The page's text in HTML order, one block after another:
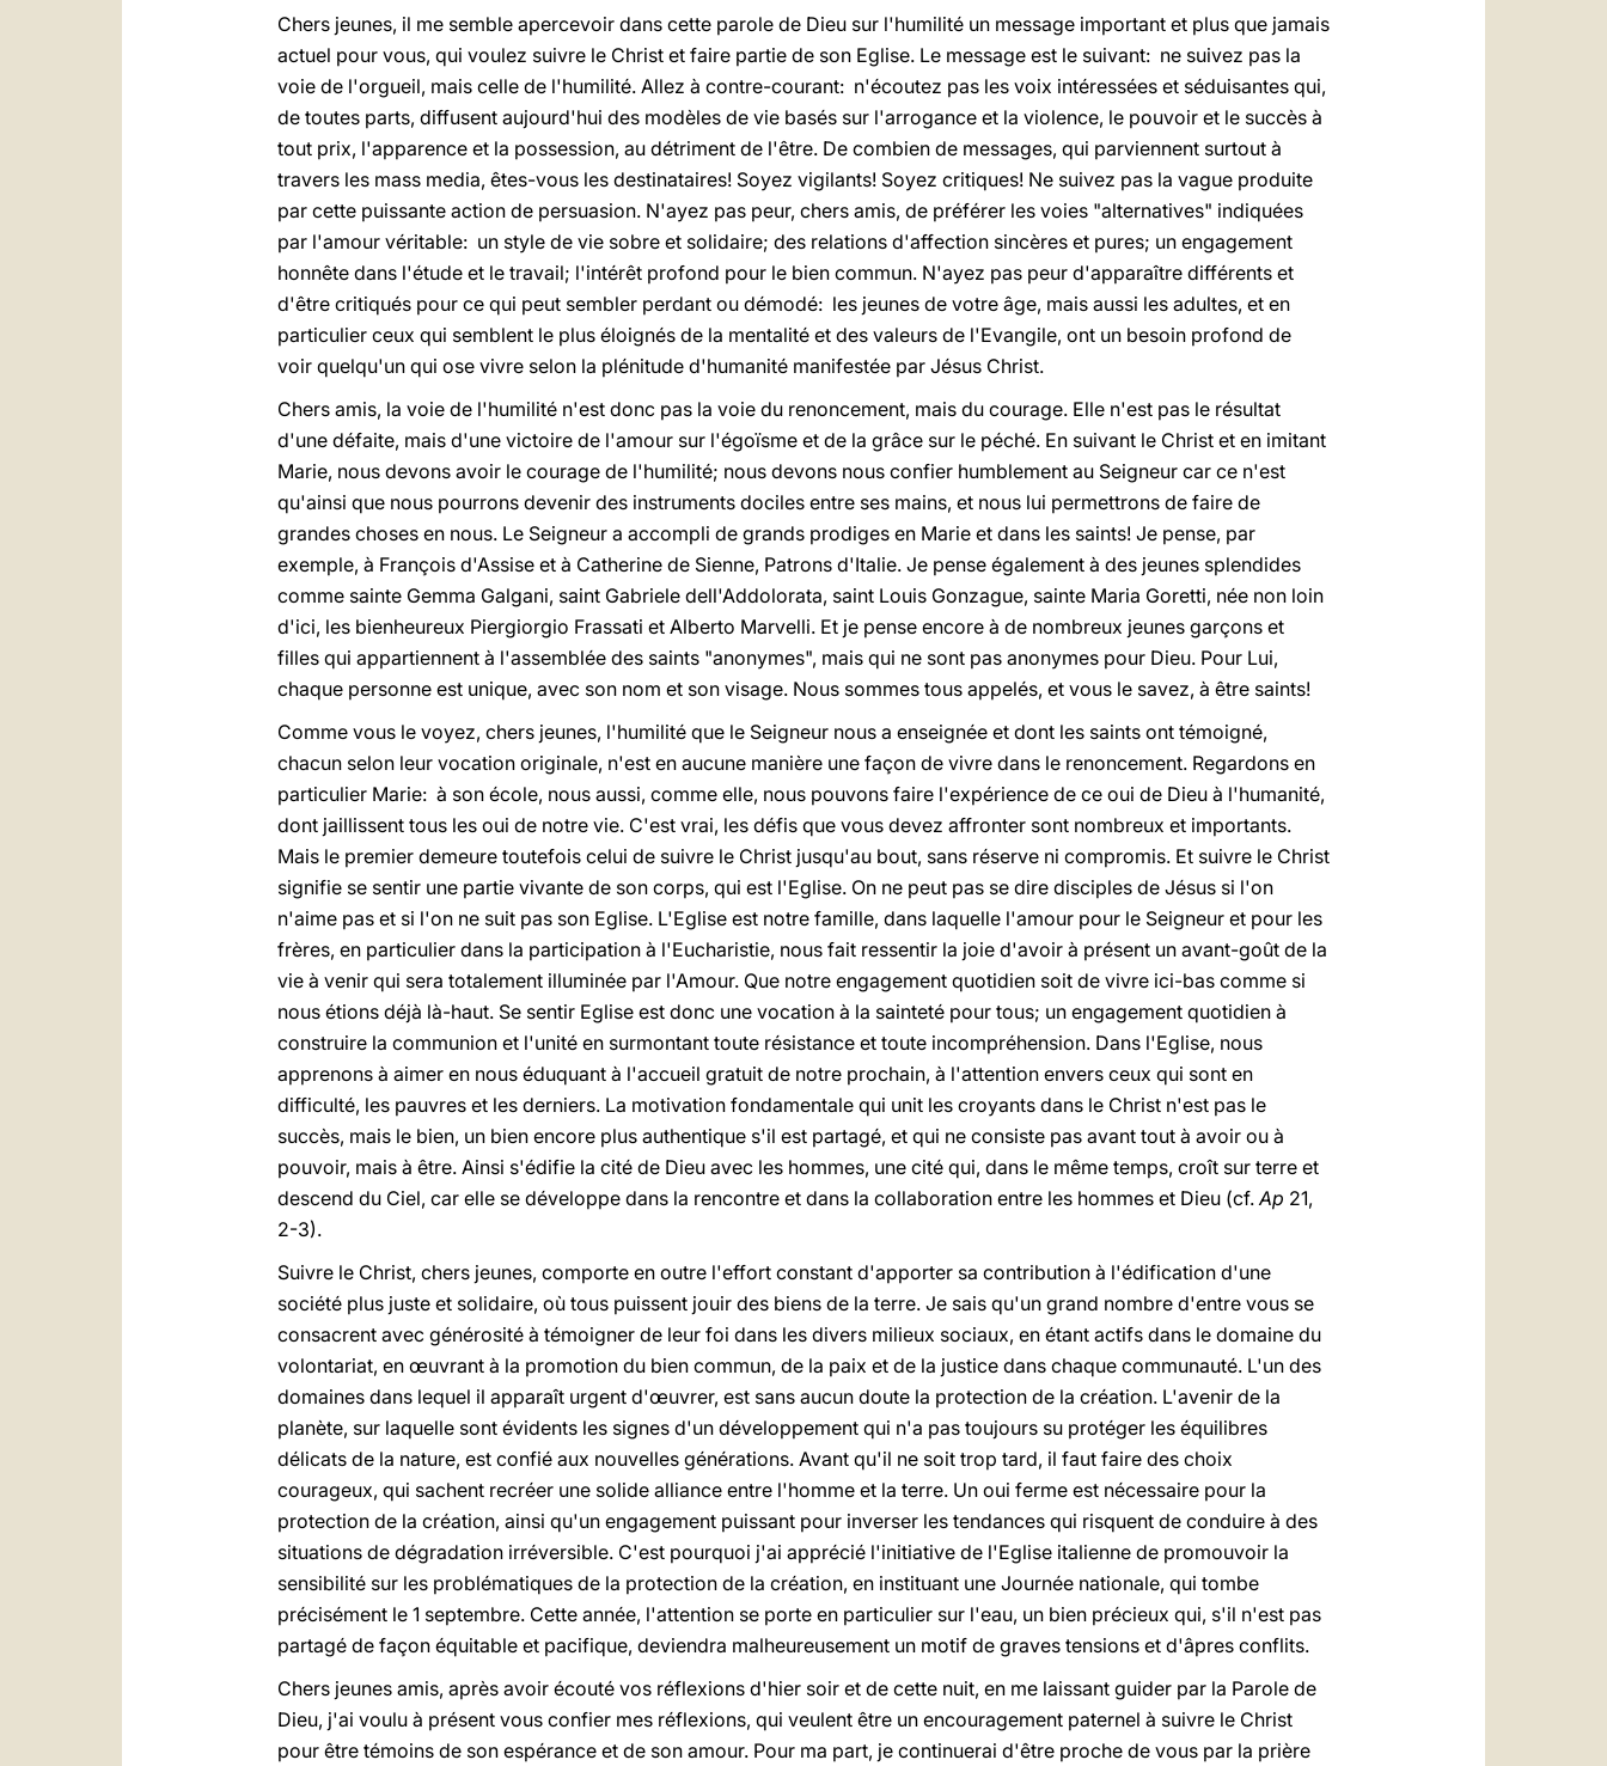
Chers jeunes, il me semble apercevoir dans cette parole de Dieu sur l'humilité un message important et plus que jamais
actuel pour vous, qui voulez suivre le Christ et faire partie de son Eglise. Le message est le suivant: ne suivez pas la
voie de l'orgueil, mais celle de l'humilité. Allez à contre-courant: n'écoutez pas les voix intéressées et séduisantes qui,
de toutes parts, diffusent aujourd'hui des modèles de vie basés sur l'arrogance et la violence, le pouvoir et le succès à
tout prix, l'apparence et la possession, au détriment de l'être. De combien de messages, qui parviennent surtout à
travers les mass media, êtes-vous les destinataires! Soyez vigilants! Soyez critiques! Ne suivez pas la vague produite
par cette puissante action de persuasion. N'ayez pas peur, chers amis, de préférer les voies "alternatives" indiquées
par l'amour véritable: un style de vie sobre et solidaire; des relations d'affection sincères et pures; un engagement
honnête dans l'étude et le travail; l'intérêt profond pour le bien commun. N'ayez pas peur d'apparaître différents et
d'être critiqués pour ce qui peut sembler perdant ou démodé: les jeunes de votre âge, mais aussi les adultes, et en
particulier ceux qui semblent le plus éloignés de la mentalité et des valeurs de l'Evangile, ont un besoin profond de
voir quelqu'un qui ose vivre selon la plénitude d'humanité manifestée par Jésus Christ.
Chers amis, la voie de l'humilité n'est donc pas la voie du renoncement, mais du courage. Elle n'est pas le résultat
d'une défaite, mais d'une victoire de l'amour sur l'égoïsme et de la grâce sur le péché. En suivant le Christ et en imitant
Marie, nous devons avoir le courage de l'humilité; nous devons nous confier humblement au Seigneur car ce n'est
qu'ainsi que nous pourrons devenir des instruments dociles entre ses mains, et nous lui permettrons de faire de
grandes choses en nous. Le Seigneur a accompli de grands prodiges en Marie et dans les saints! Je pense, par
exemple, à François d'Assise et à Catherine de Sienne, Patrons d'Italie. Je pense également à des jeunes splendides
comme sainte Gemma Galgani, saint Gabriele dell'Addolorata, saint Louis Gonzague, sainte Maria Goretti, née non loin
d'ici, les bienheureux Piergiorgio Frassati et Alberto Marvelli. Et je pense encore à de nombreux jeunes garçons et
filles qui appartiennent à l'assemblée des saints "anonymes", mais qui ne sont pas anonymes pour Dieu. Pour Lui,
chaque personne est unique, avec son nom et son visage. Nous sommes tous appelés, et vous le savez, à être saints!
Comme vous le voyez, chers jeunes, l'humilité que le Seigneur nous a enseignée et dont les saints ont témoigné,
chacun selon leur vocation originale, n'est en aucune manière une façon de vivre dans le renoncement. Regardons en
particulier Marie: à son école, nous aussi, comme elle, nous pouvons faire l'expérience de ce oui de Dieu à l'humanité,
dont jaillissent tous les oui de notre vie. C'est vrai, les défis que vous devez affronter sont nombreux et importants.
Mais le premier demeure toutefois celui de suivre le Christ jusqu'au bout, sans réserve ni compromis. Et suivre le Christ
signifie se sentir une partie vivante de son corps, qui est l'Eglise. On ne peut pas se dire disciples de Jésus si l'on
n'aime pas et si l'on ne suit pas son Eglise. L'Eglise est notre famille, dans laquelle l'amour pour le Seigneur et pour les
frères, en particulier dans la participation à l'Eucharistie, nous fait ressentir la joie d'avoir à présent un avant-goût de la
vie à venir qui sera totalement illuminée par l'Amour. Que notre engagement quotidien soit de vivre ici-bas comme si
nous étions déjà là-haut. Se sentir Eglise est donc une vocation à la sainteté pour tous; un engagement quotidien à
construire la communion et l'unité en surmontant toute résistance et toute incompréhension. Dans l'Eglise, nous
apprenons à aimer en nous éduquant à l'accueil gratuit de notre prochain, à l'attention envers ceux qui sont en
difficulté, les pauvres et les derniers. La motivation fondamentale qui unit les croyants dans le Christ n'est pas le
succès, mais le bien, un bien encore plus authentique s'il est partagé, et qui ne consiste pas avant tout à avoir ou à
pouvoir, mais à être. Ainsi s'édifie la cité de Dieu avec les hommes, une cité qui, dans le même temps, croît sur terre et
descend du Ciel, car elle se développe dans la rencontre et dans la collaboration entre les hommes et Dieu (cf.Ap 21,
2-3).
Suivre le Christ, chers jeunes, comporte en outre l'effort constant d'apporter sa contribution à l'édification d'une
société plus juste et solidaire, où tous puissent jouir des biens de la terre. Je sais qu'un grand nombre d'entre vous se
consacrent avec générosité à témoigner de leur foi dans les divers milieux sociaux, en étant actifs dans le domaine du
volontariat, en œuvrant à la promotion du bien commun, de la paix et de la justice dans chaque communauté. L'un des
domaines dans lequel il apparaît urgent d'œuvrer, est sans aucun doute la protection de la création. L'avenir de la
planète, sur laquelle sont évidents les signes d'un développement qui n'a pas toujours su protéger les équilibres
délicats de la nature, est confié aux nouvelles générations. Avant qu'il ne soit trop tard, il faut faire des choix
courageux, qui sachent recréer une solide alliance entre l'homme et la terre. Un oui ferme est nécessaire pour la
protection de la création, ainsi qu'un engagement puissant pour inverser les tendances qui risquent de conduire à des
situations de dégradation irréversible. C'est pourquoi j'ai apprécié l'initiative de l'Eglise italienne de promouvoir la
sensibilité sur les problématiques de la protection de la création, en instituant une Journée nationale, qui tombe
précisément le 1 septembre. Cette année, l'attention se porte en particulier sur l'eau, un bien précieux qui, s'il n'est pas
partagé de façon équitable et pacifique, deviendra malheureusement un motif de graves tensions et d'âpres conflits.
Chers jeunes amis, après avoir écouté vos réflexions d'hier soir et de cette nuit, en me laissant guider par la Parole de
Dieu, j'ai voulu à présent vous confier mes réflexions, qui veulent être un encouragement paternel à suivre le Christ
pour être témoins de son espérance et de son amour. Pour ma part, je continuerai d'être proche de vous par la prière